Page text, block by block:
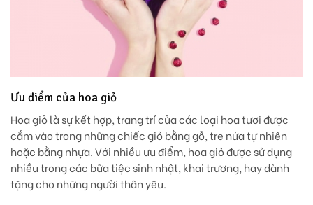
Ưu điểm của hoa giỏ
Hoa giỏ là sự kết hợp, trang trí của các loại hoa tươi được
cắm vào trong những chiếc giỏ bằng gỗ, tre nứa tự nhiên
hoặc bằng nhựa. Với nhiều ưu điểm, hoa giỏ được sử dụng
nhiều trong các bữa tiệc sinh nhật, khai trương, hay dành
tặng cho những người thân yêu.